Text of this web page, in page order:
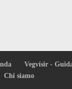
Vegvísir -
Chi siamo